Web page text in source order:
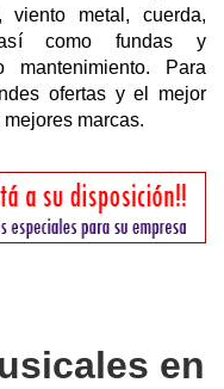
viento metal, cuerda,
así como fundas y
mantenimiento. Para
ofertas y el mejor
marcas.
en